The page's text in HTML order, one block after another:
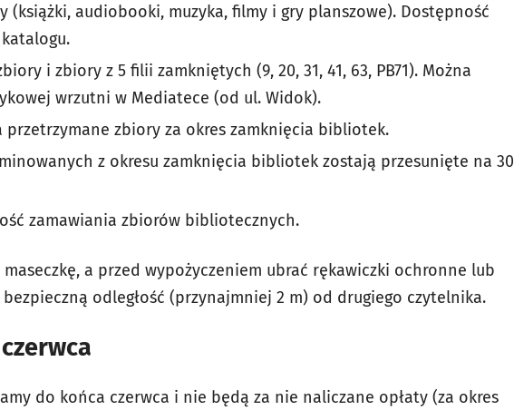
(książki, audiobooki, muzyka, filmy i gry planszowe). Dostępność
i zbiory z 5 filii zamkniętych (9, 20, 31, 41, 63, PB71). Można
wrzutni w Mediatece (od ul. Widok).
przetrzymane zbiory za okres zamknięcia bibliotek.
z okresu zamknięcia bibliotek zostają przesunięte na 30
zamawiania zbiorów bibliotecznych.
a przed wypożyczeniem ubrać rękawiczki ochronne lub
odległość (przynajmniej 2 m) od drugiego czytelnika.
do końca czerwca i nie będą za nie naliczane opłaty (za okres